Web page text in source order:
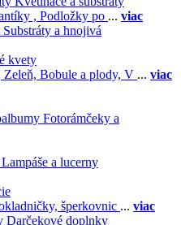
, Podložky po ... viac
Substráty a hnojivá
kvety
Zeleň, Bobule a plody, V ... viac
Fotorámčeky a
Lampáše a lucerny
šperkovnic ... viac
Darčekové doplnky